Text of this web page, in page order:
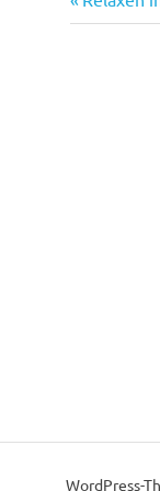
Beitrag:
WordPress-